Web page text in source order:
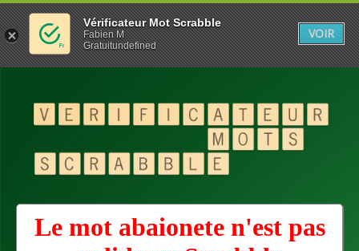
Le mot abaionete n'est pas
Vérificateur Mot Scrabble
Fabien M
Gratuitundefined
VOIR